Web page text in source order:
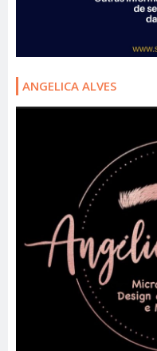
ANGELICA ALVES